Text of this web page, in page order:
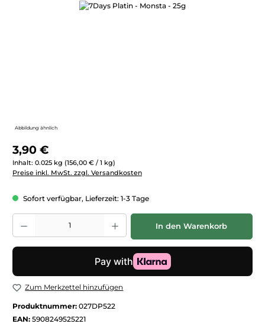
Bildergalerie überspringen
Abbildung ähnlich
Regulärer Preis:
3,90 €
Inhalt: 0.025 kg (156,00 € / 1 kg)
Preise inkl. MwSt. zzgl. Versandkosten
Sofort verfügbar, Lieferzeit: 1-3 Tage
Produkt Anzahl: Gib den gewünschten Wert ein oder benutze die
In den Warenkorb
Zum Merkzettel hinzufügen
Produktnummer: 027DP522
EAN: 5908249525221